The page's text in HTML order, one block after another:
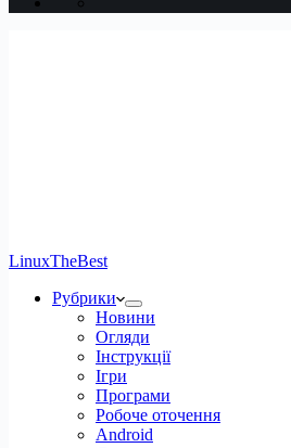
LinuxTheBest
Рубрики
Новини
Огляди
Інструкції
Ігри
Програми
Робоче оточення
Android